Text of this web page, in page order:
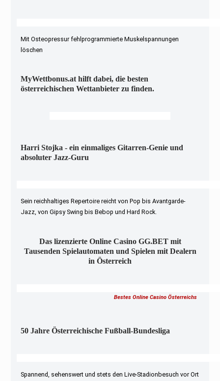
Mit Osteopressur fehlprogrammierte Muskelspannungen
löschen
MyWettbonus.at hilft dabei, die besten
österreichischen Wettanbieter zu finden.
Harri Stojka - ein einmaliges Gitarren-Genie und
absoluter Jazz-Guru
Sein reichhaltiges Repertoire reicht von Pop bis Avantgarde-
Jazz, von Gipsy Swing bis Bebop und Hard Rock.
Das lizenzierte Online Casino GG.BET mit
Tausenden Spielautomaten und Spielen mit Dealern
in Österreich
Bestes Online Casino Österreichs
50 Jahre Österreichische Fußball-Bundesliga
Spannend, sehenswert und stets den Live-Stadionbesuch vor Ort